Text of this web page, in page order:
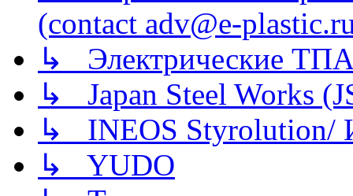
(contact adv@e-
↳ Электрические
↳ Japan Steel Works
↳ INEOS
↳ YUDO